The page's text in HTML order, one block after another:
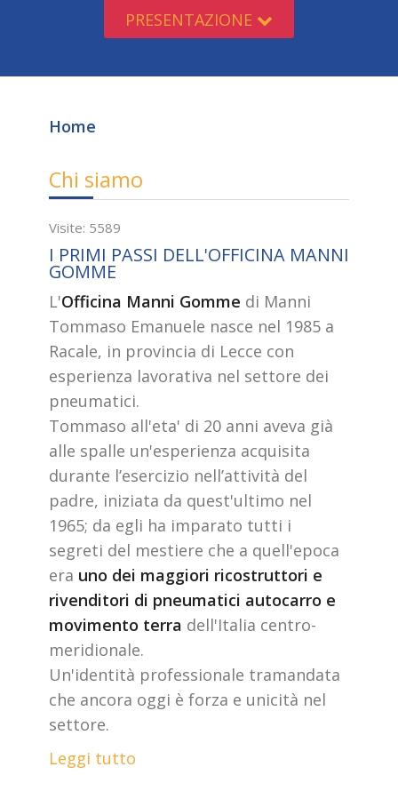
PRESENTAZIONE
Home
Chi siamo
Visite: 5589
I PRIMI PASSI DELL'OFFICINA MANNI
GOMME
L'Officina Manni Gomme di Manni
Tommaso Emanuele nasce nel 1985 a
Racale, in provincia di Lecce con
esperienza lavorativa nel settore dei
pneumatici.
Tommaso all'eta' di 20 anni aveva già
alle spalle un'esperienza acquisita
durante l’esercizio nell’attività del
padre, iniziata da quest'ultimo nel
1965; da egli ha imparato tutti i
segreti del mestiere che a quell'epoca
era uno dei maggiori ricostruttori e
rivenditori di pneumatici autocarro e
movimento terra dell'Italia centro-
meridionale.
Un'identità professionale tramandata
che ancora oggi è forza e unicità nel
settore.
Leggi tutto